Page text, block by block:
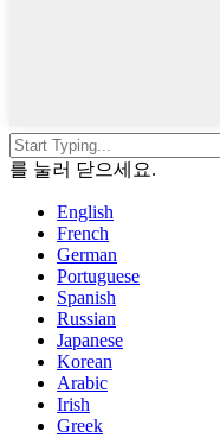
를 눌러 닫으세요.
English
French
German
Portuguese
Spanish
Russian
Japanese
Korean
Arabic
Irish
Greek